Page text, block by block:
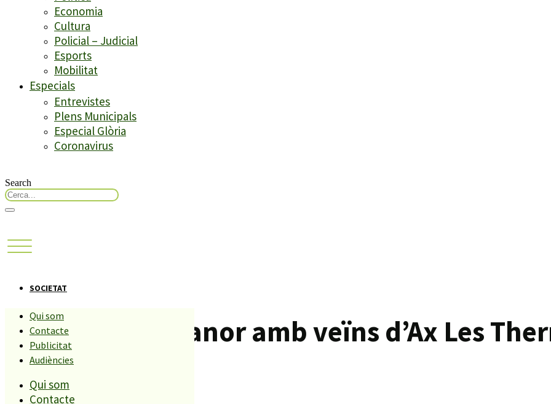
Economia
Cultura
Policial – Judicial
Esports
Mobilitat
Especials
Entrevistes
Plens Municipals
Especial Glòria
Coronavirus
Search
Qui som
Contacte
Publicitat
Audiències
Qui som
Contacte
SOCIETAT
Sopar de germanor amb veïns d’Ax Les